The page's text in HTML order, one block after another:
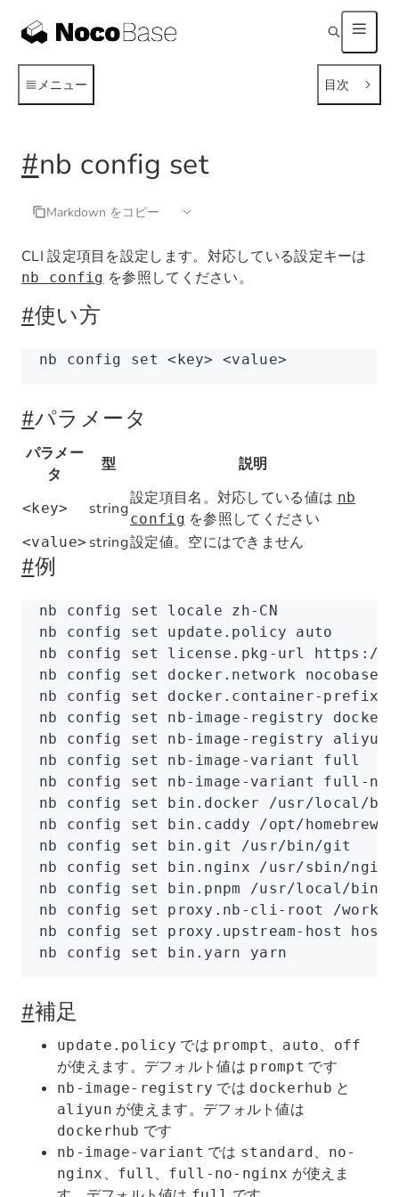
メニュー 目次
#nb config set
Markdown をコピー
CLI 設定項目を設定します。対応している設定キーは
nb config を参照してください。
#使い方
nb config set <key> <value>
#パラメータ
パラメー
タ
型 説明
<key> string
設定項目名。対応している値は nb
config を参照してください
<value> string設定値。空にはできません
#例
nb config set locale zh-CN
nb config set update.policy auto
nb config set license.pkg-url
https://
nb config set docker.network nocobase
nb config set docker.container-prefix
nb config set nb-image-registry
nb config set nb-image-registry aliyun
nb config set nb-image-variant
full
nb config set nb-image-variant
full-no-
nb config set bin.docker /usr/local/
nb config set bin.caddy /opt/homebrew/
nb config set bin.git
/usr/bin/git
nb config set bin.nginx /usr/sbin/nginx
nb config set bin.pnpm /usr/local/bin/
nb config set proxy.nb-cli-root
/
nb config set proxy.upstream-host
nb config set bin.yarn yarn
#補足
update.policy では prompt 、 auto、 off
が使えます。デフォルト値は prompt です
nb-image-registry では dockerhub と
aliyun が使えます。デフォルト値は
dockerhub です
nb-image-variant では standard、
no-
nginx 、 full 、 full-no-nginx が使えま